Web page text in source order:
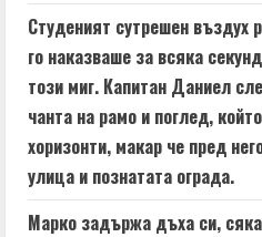
g
Студеният сутрешен въздух
го наказваше за всяка
този миг. Капитан Даниел
чанта на рамо и поглед,
хоризонти, макар че пред
улица и познатата ограда.
Марко задържа дъха си,